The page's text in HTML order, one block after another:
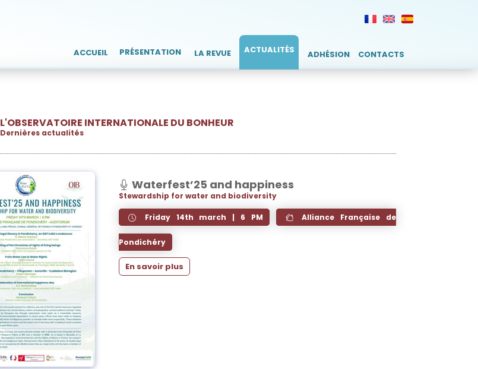
ACCUEIL PRÉSENTATION LA REVUE ACTUALITÉS ADHÉSION CONTACTS
L'OBSERVATOIRE INTERNATIONALE DU BONHEUR
Dernières actualités
Waterfest’25 and happiness
Stewardship for water and biodiversity
Friday 14th march | 6 PM Alliance Française de
Pondichéry
En savoir plus